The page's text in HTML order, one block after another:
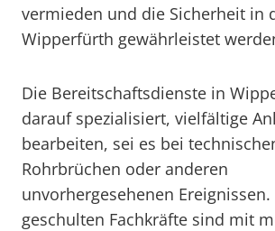
vermieden und die Sicherheit in
Wipperfürth gewährleistet
Die Bereitschaftsdienste in
darauf spezialisiert, vielfältige
bearbeiten, sei es bei
Rohrbrüchen oder anderen
unvorhergesehenen Ereignissen.
geschulten Fachkräfte sind mit